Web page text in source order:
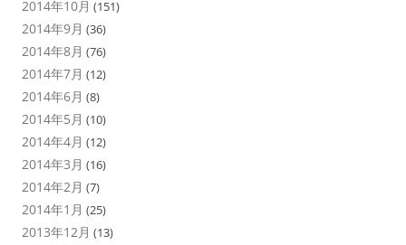
2014年10月 (151)
2014年9月 (36)
2014年8月 (76)
2014年7月 (12)
2014年6月 (8)
2014年5月 (10)
2014年4月 (12)
2014年3月 (16)
2014年2月 (7)
2014年1月 (25)
2013年12月 (13)